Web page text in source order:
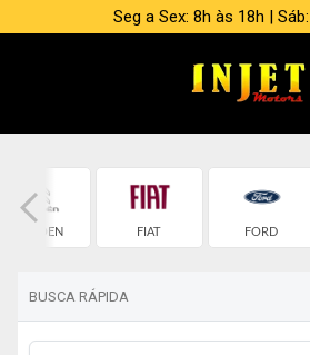
Seg a Sex: 8h às 18h |
CITROEN FIAT FORD
BUSCA RÁPIDA